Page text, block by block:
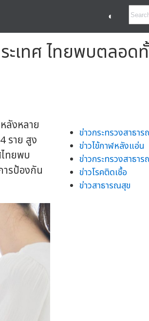
◐
เทศ ไทยพบตลอด
ลังหลาย
ราย สูง
ทยพบ
ารป้องกัน
ข่าวกระทรวงสาธา
ข่าวไข้กาฬหลังแอ่น
ข่าวกระทรวงสาธา
ข่าวโรคติดเชื้อ
ข่าวสาธารณสุข